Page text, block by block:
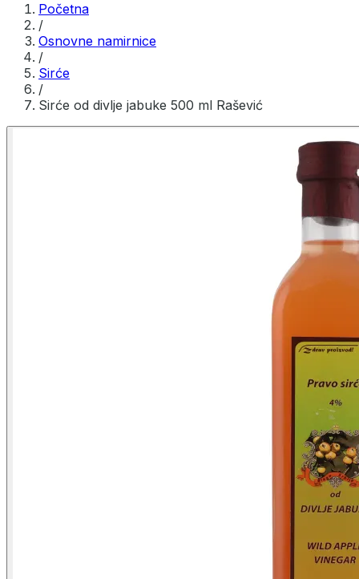
Početna
/
Osnovne namirnice
/
Sirće
/
Sirće od divlje jabuke 500 ml Rašević